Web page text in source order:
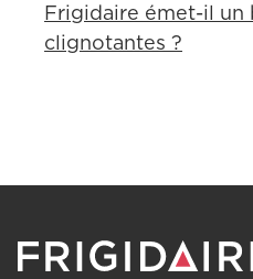
Frigidaire émet-il un
clignotantes ?